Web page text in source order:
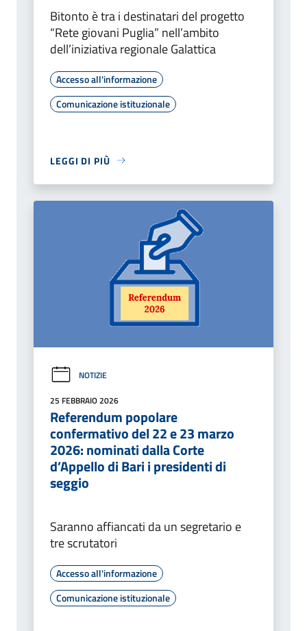
Bitonto è tra i destinatari del progetto
“Rete giovani Puglia” nell’ambito
dell’iniziativa regionale Galattica
Accesso all'informazione
Comunicazione istituzionale
LEGGI DI PIÙ
NOTIZIE
25 FEBBRAIO 2026
Referendum popolare
confermativo del 22 e 23 marzo
2026: nominati dalla Corte
d’Appello di Bari i presidenti di
seggio
Saranno affiancati da un segretario e
tre scrutatori
Accesso all'informazione
Comunicazione istituzionale